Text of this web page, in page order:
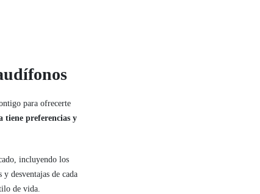
para ofrecerte
tiene preferencias y
incluyendo los
desventajas de cada
de vida.